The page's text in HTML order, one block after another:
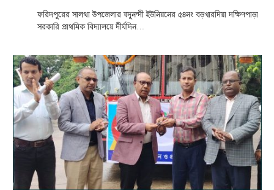
ফরিদপুরের সালথা উপজেলার যদুনন্দী ইউনিয়নের ৫৪নং বড়খারদিয়া দক্ষিণপাড়া
সরকারি প্রাথমিক বিদ্যালয়ে দীর্ঘদিন…